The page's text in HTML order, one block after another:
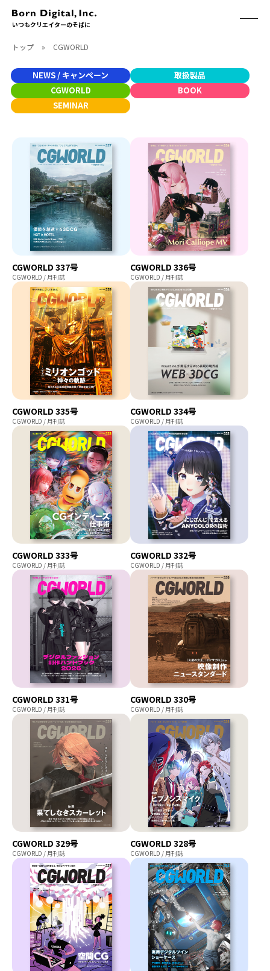
いつもクリエイターのそばに
ABOUT
CONTACT
RECRUIT
クリエイターズID
ACCESS
フォント
ハードウェア
ソフトウェアサポート
別冊
CGWORLD.jp
BOOK
刊行順
ゲーム/CG
アート/イラスト
映像/映画/アニメ
プログラミング/ウェブ
ファッション/デザイン/他
SEMINAR
有料セミナー
無料セミナー
トレーニング
チュートリアル
検定
スケジュール
その他
facebookyoutube
トップ » CGWORLD
NEWS / キャンペーン
取扱製品
CGWORLD
BOOK
SEMINAR
CGWORLD 337号
CGWORLD / 月刊誌
CGWORLD 336号
CGWORLD / 月刊誌
CGWORLD 335号
CGWORLD / 月刊誌
CGWORLD 334号
CGWORLD / 月刊誌
CGWORLD 333号
CGWORLD / 月刊誌
CGWORLD 332号
CGWORLD / 月刊誌
CGWORLD 331号
CGWORLD / 月刊誌
CGWORLD 330号
CGWORLD / 月刊誌
CGWORLD 329号
CGWORLD / 月刊誌
CGWORLD 328号
CGWORLD / 月刊誌